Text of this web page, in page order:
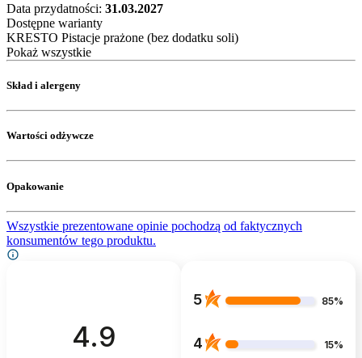
Data przydatności: 31.03.2027
Dostępne warianty
KRESTO Pistacje prażone (bez dodatku soli)
Pokaż wszystkie
Skład i alergeny
Wartości odżywcze
Opakowanie
Wszystkie prezentowane opinie pochodzą od faktycznych
konsumentów tego produktu.
4.9
5 85%
4 15%